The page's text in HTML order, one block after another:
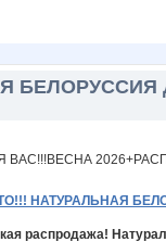
НАТУРАЛЬНАЯ
распродажа!